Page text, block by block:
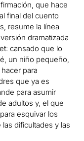
que hace
final del cuento
resume la línea
dramatizada
cansado que lo
un niño pequeño,
para
que ya es
para asumir
adultos y, el que
esquivar los
dificultades y las